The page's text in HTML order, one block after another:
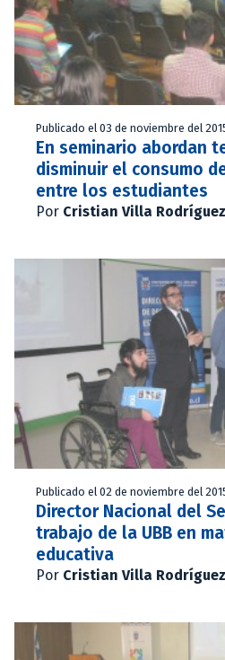
Publicado el 03 de noviembre del
En seminario abordan
disminuir el consumo
entre los estudiantes
Por Cristian Villa Rodríguez
Publicado el 02 de noviembre del
Director Nacional del
trabajo de la UBB en
educativa
Por Cristian Villa Rodríguez